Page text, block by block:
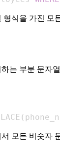
형식을 가진 모
는 부분 문자
(
모든 비숫자